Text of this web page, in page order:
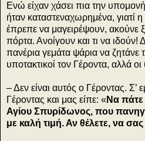
Ενώ είχαν χάσει πια την
ήταν καταστεναχωρημένα, γιατί
έπρεπε να μαγειρέψουν, ακούνε
πόρτα. Ανοίγουν και τι να
πανέρια γεμάτα ψάρια να ζητάνε
υποτακτικοί τον Γέροντα, αλλά
– Δεν είναι αυτός ο Γέροντας. Σ’
Γέροντας και μας είπε: «Να πάτε
Αγίου Σπυρίδωνος, που
με καλή τιμή. Αν θέλετε, να